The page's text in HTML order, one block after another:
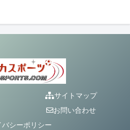
サイトマップ
お問い合わせ
バシーポリシー